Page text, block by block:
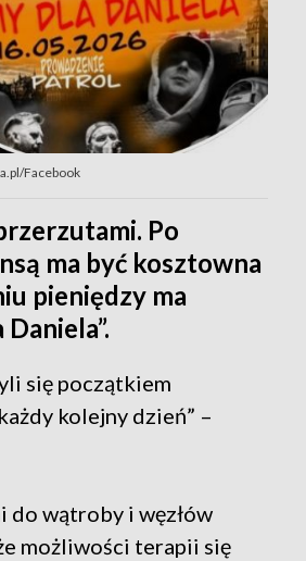
Facebook
Po
ma być kosztowna
pieniędzy ma
się początkiem
kolejny dzień” –
wątroby i węzłów
możliwości terapii się